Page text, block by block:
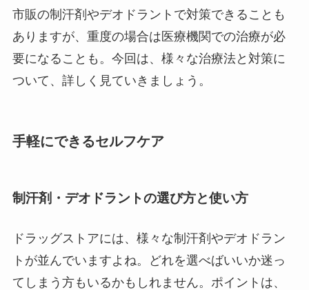
市販の制汗剤やデオドラントで対策できることも
ありますが、重度の場合は医療機関での治療が必
要になることも。今回は、様々な治療法と対策に
ついて、詳しく見ていきましょう。
手軽にできるセルフケア
制汗剤・デオドラントの選び方と使い方
ドラッグストアには、様々な制汗剤やデオドラン
トが並んでいますよね。どれを選べばいいか迷っ
てしまう方もいるかもしれません。ポイントは、